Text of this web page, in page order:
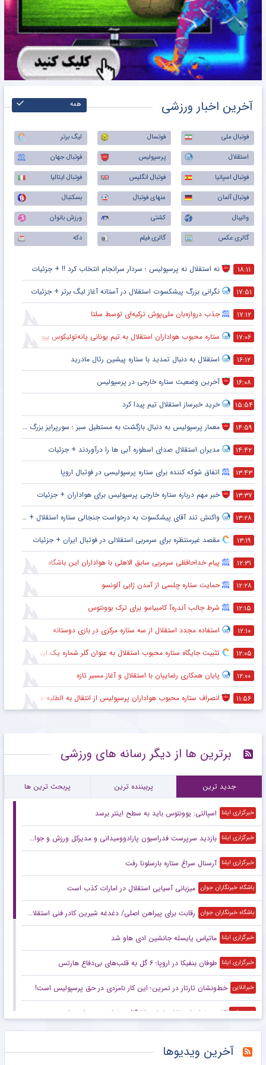
آخرین اخبار ورزشی همه
فوتبال ملی فوتسال
لیگ برتر
استقلال
پرسپولیس
فوتبال جهان
فوتبال اسپانیا
فوتبال انگلیس
فوتبال ایتالیا
فوتبال آلمان
منهای فوتبال
بسکتبال
والیبال
کشتی
ورزش بانوان
گالری عکس
گالری فیلم دکه
۱۸:۱۱ نه استقلال نه پرسپولیس ؛ سردار سرانجام انتخاب کرد !! + جزئیات
۱۷:۵۱ نگرانی بزرگ پیشکسوت استقلال در آستانه آغاز لیگ برتر + جزئیات
۱۷:۱۲ جذب دروازه‌بان ملی‌پوش ترکیه‌ای توسط سلتا
۱۷:۰۶ ستاره محبوب هواداران استقلال به تیم یونانی پانه‌تولیکوس پیوست
۱۶:۱۲ استقلال به دنبال تمدید با ستاره پیشین رئال مادرید
۱۶:۰۸ آخرین وضعیت ستاره خارجی در پرسپولیس
۱۵:۵۴ خرید خبرساز استقلال تیم پیدا کرد
۱۴:۵۹ معمار پرسپولیس به دنبال بازگشت به مستطیل سبز ؛ سورپرایز بزرگ در راه است ؟ + جزئیات
۱۴:۴۲ مدیران استقلال صدای اسطوره آبی ها را درآوردند + جزئیات
۱۳:۴۳ اتفاق شوکه کننده برای ستاره پرسپولیسی در فوتبال اروپا
۱۳:۳۷ خبر مهم درباره ستاره خارجی پرسپولیس برای هواداران + جزئیات
۱۳:۲۸ واکنش تند آقای پیشکسوت به درخواست جنجالی ستاره استقلال + جزئیات
۱۳:۱۹ مقصد غیرمنتظره برای سرمربی استقلالی در فوتبال ایران + جزئیات
۱۲:۳۱ پیام خداحافظی سرمربی سابق الاهلی با هواداران این باشگاه
۱۲:۲۸ حمایت ستاره چلسی از آمدن ژابی آلونسو
۱۲:۱۵ شرط جالب آندره‌آ کامبیاسو برای ترک یوونتوس
۱۲:۱۰ استفاده مجدد استقلال از سه ستاره مرکزی در بازی دوستانه
۱۲:۰۵ تثبیت جایگاه ستاره محبوب استقلال به عنوان گلر شماره یک این تیم برای شروع لیگ
۱۲:۰۰ پایان همکاری رضاییان با استقلال و آغاز مسیر تازه
۱۱:۵۶ انصراف ستاره محبوب هواداران پرسپولیس از انتقال به الطلبه عراق
برترین ها از دیگر رسانه های ورزشی
جدید ترین پربیننده ترین پربحث ترین ها
خبرگزاری ایلنا اسپالتی: یوونتوس باید به سطح اینتر برسد
خبرگزاری ایلنا بازدید سرپرست فدراسیون پارادوومیدانی و مدیرکل ورزش و جوانان استان همدان از دومین اردوی آماده‌سازی تیم ملی آقایان در همدان
خبرگزاری ایلنا آرسنال سراغ ستاره بارسلونا رفت
باشگاه خبرنگاران جوان میزبانی آسیایی استقلال در امارات کذب است
باشگاه خبرنگاران جوان رقابت برای پیراهن اصلی/ دغدغه شیرین کادر فنی استقلال در آستانه آغاز لیگ
خبرگزاری ایلنا ماتیاس یایسله جانشین ادی هاو شد
خبرگزاری ایلنا طوفان بنفیکا در اروپا؛ ۶ گل به قلب‌های بی‌دفاع هارتس
خبرانلاین خط‌ونشان تارتار در تمرین؛ این کار نامردی در حق پرسپولیس است!
خبرورزشی کادوی تولد استقلال با طعم لالیگا/ درخواست سهراب برای پست حساس!
آخرین ویدیوها